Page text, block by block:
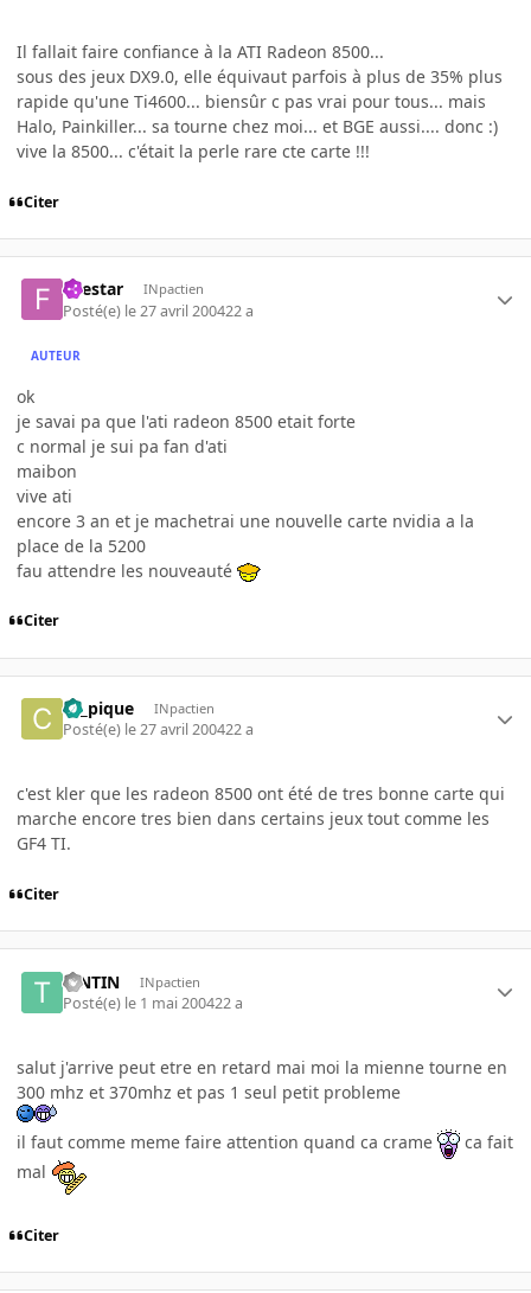
Il fallait faire confiance à la ATI Radeon 8500...
sous des jeux DX9.0, elle équivaut parfois à plus de 35% plus
rapide qu'une Ti4600... biensûr c pas vrai pour tous... mais
Halo, Painkiller... sa tourne chez moi... et BGE aussi.... donc :)
vive la 8500... c'était la perle rare cte carte !!!
Citer
firestar INpactien
Posté(e) le 27 avril 200422 a
AUTEUR
ok
je savai pa que l'ati radeon 8500 etait forte
c normal je sui pa fan d'ati
maibon
vive ati
encore 3 an et je machetrai une nouvelle carte nvidia a la
place de la 5200
fau attendre les nouveauté
Citer
ca_pique INpactien
Posté(e) le 27 avril 200422 a
c'est kler que les radeon 8500 ont été de tres bonne carte qui
marche encore tres bien dans certains jeux tout comme les
GF4 TI.
Citer
TINTIN INpactien
Posté(e) le 1 mai 200422 a
salut j'arrive peut etre en retard mai moi la mienne tourne en
300 mhz et 370mhz et pas 1 seul petit probleme
il faut comme meme faire attention quand ca crame
ca fait
mal
Citer